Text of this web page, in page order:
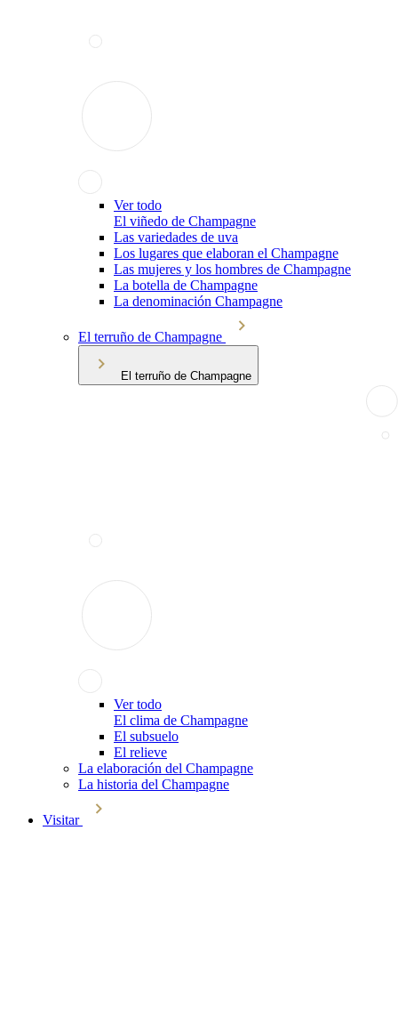
Ver todo
El viñedo de Champagne
Las variedades de uva
Los lugares que elaboran el Champagne
Las mujeres y los hombres de Champagne
La botella de Champagne
La denominación Champagne
El terruño de Champagne
El terruño de Champagne
Ver todo
El clima de Champagne
El subsuelo
El relieve
La elaboración del Champagne
La historia del Champagne
Visitar